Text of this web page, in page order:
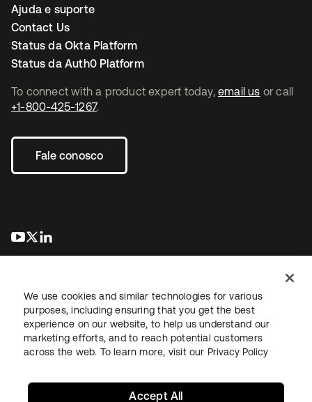
To connect with a product expert today, email us or call
+1-800-425-1267.
Fale conosco
abre em uma nova guia
abre em uma nova guia
Ajuda e suporte
Contact Us
Status da Okta Platform
Status da Auth0 Platform
JurídicoPolítica de privacidadeTermos do siteSegurança
Mapa do sitePreferências de cookies
We use cookies and similar technologies for various
purposes, including ensuring that you get the best
experience on our website, to help us understand our
marketing efforts, and to reach potential customers
across the web. To learn more, visit our Privacy Policy
Accept All